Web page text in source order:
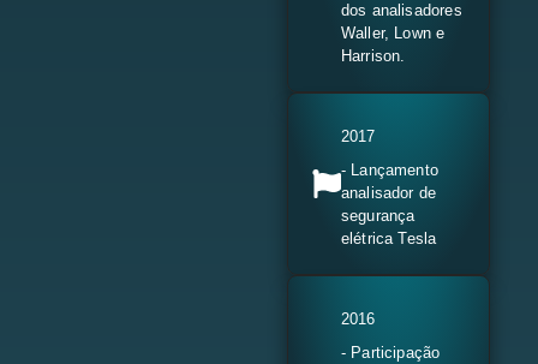
dos analisadores
Waller, Lown e
Harrison.
2017
- Lançamento
analisador de
segurança
elétrica Tesla
2016
- Participação